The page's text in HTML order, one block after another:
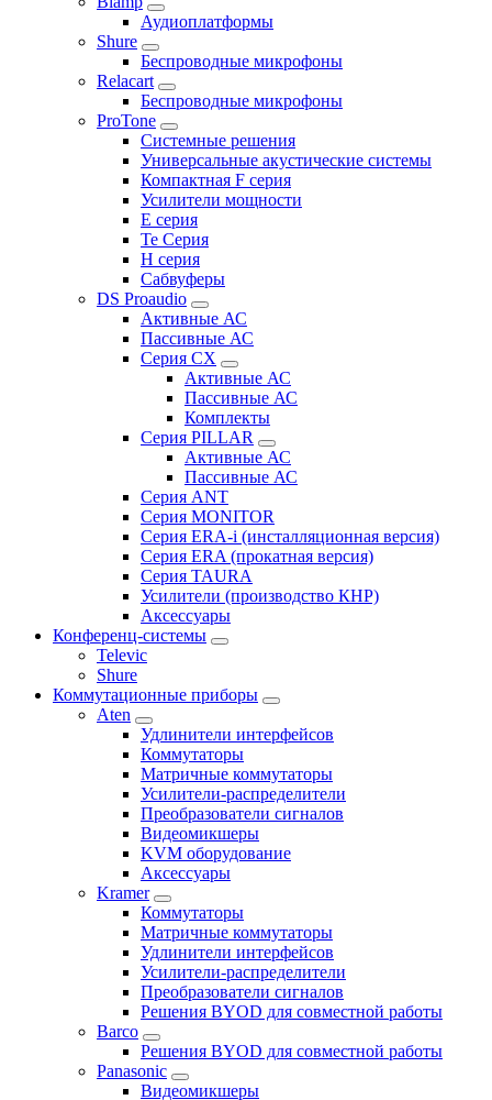
Аудиоплатформы
Shure
Беспроводные микрофоны
Relacart
Беспроводные микрофоны
ProTone
Системные решения
Универсальные акустические системы
Компактная F серия
Усилители мощности
E серия
Te Серия
H серия
Сабвуферы
DS Proaudio
Активные АС
Пассивные АС
Серия CX
Активные АС
Пассивные АС
Комплекты
Серия PILLAR
Активные АС
Пассивные АС
Серия ANT
Серия MONITOR
Серия ERA-i (инсталляционная версия)
Серия ERA (прокатная версия)
Серия TAURA
Усилители (производство КНР)
Аксессуары
Конференц-системы
Televic
Shure
Коммутационные приборы
Aten
Удлинители интерфейсов
Коммутаторы
Матричные коммутаторы
Усилители-распределители
Преобразователи сигналов
Видеомикшеры
KVM оборудование
Аксессуары
Kramer
Коммутаторы
Матричные коммутаторы
Удлинители интерфейсов
Усилители-распределители
Преобразователи сигналов
Решения BYOD для совместной работы
Barco
Решения BYOD для совместной работы
Panasonic
Видеомикшеры